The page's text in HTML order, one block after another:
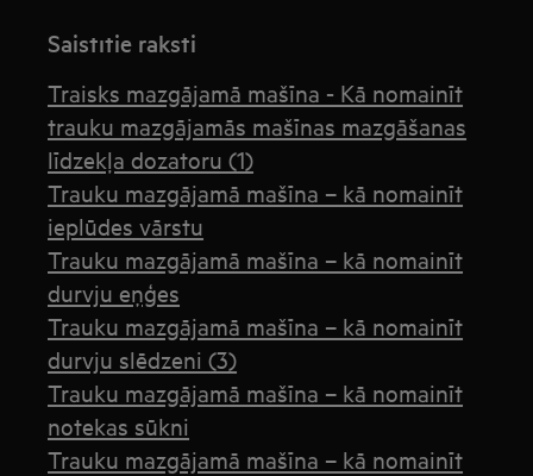
Saistītie raksti
Traisks mazgājamā mašīna - Kā nomainīt
trauku mazgājamās mašīnas mazgāšanas
līdzekļa dozatoru (1)
Trauku mazgājamā mašīna – kā nomainīt
ieplūdes vārstu
Trauku mazgājamā mašīna – kā nomainīt
durvju eņģes
Trauku mazgājamā mašīna – kā nomainīt
durvju slēdzeni (3)
Trauku mazgājamā mašīna – kā nomainīt
notekas sūkni
Trauku mazgājamā mašīna – kā nomainīt